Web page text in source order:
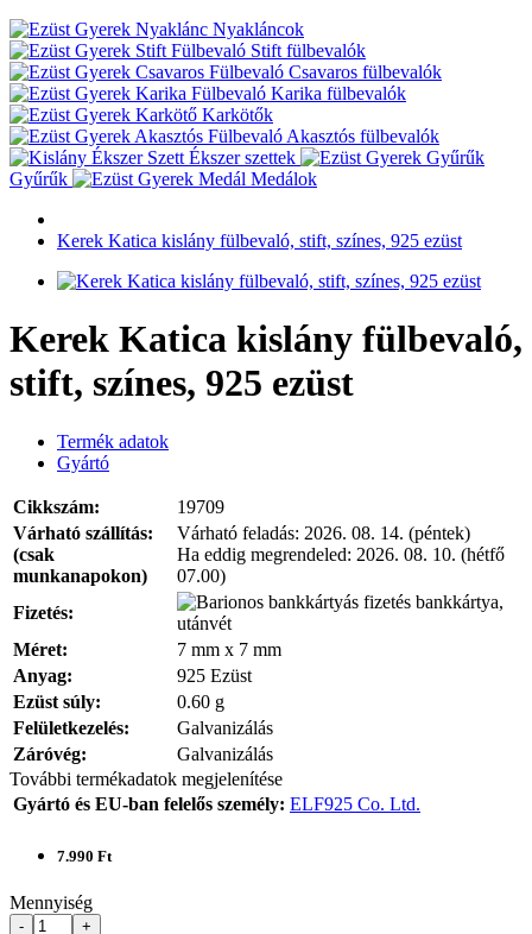
Nyakláncok
Stift fülbevalók
Csavaros fülbevalók
Karika fülbevalók
Karkötők
Akasztós fülbevalók
Ékszer szettek
Gyűrűk
Medálok
Kerek Katica kislány fülbevaló, stift, színes, 925 ezüst
Kerek Katica kislány fülbevaló,
stift, színes, 925 ezüst
Termék adatok
Gyártó
Cikkszám:
19709
Várható szállítás:
(csak
munkanapokon)
Várható feladás: 2026. 08. 14. (péntek)
Ha eddig megrendeled: 2026. 08. 10. (hétfő
07.00)
Fizetés:
bankkártya,
utánvét
Méret:
7 mm x 7 mm
Anyag:
925 Ezüst
Ezüst súly:
0.60 g
Felületkezelés:
Galvanizálás
Záróvég:
Galvanizálás
További termékadatok megjelenítése
Gyártó és EU-ban felelős személy: ELF925 Co. Ltd.
7.990 Ft
Mennyiség
- +